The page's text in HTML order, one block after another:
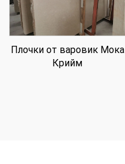
Плочки от варовик Мока
Крийм